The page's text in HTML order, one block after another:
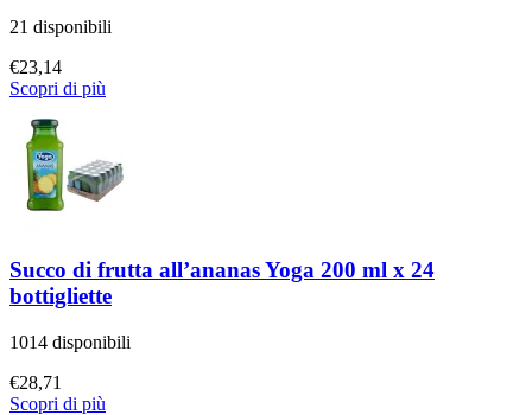
21 disponibili
€23,14
Scopri di più
Succo di frutta all’ananas Yoga 200 ml x 24
bottigliette
1014 disponibili
€28,71
Scopri di più